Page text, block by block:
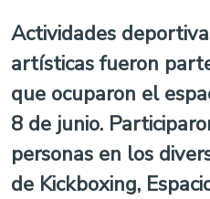
Actividades
artísticas fueron
que ocuparon el
8 de junio.
personas en los
de Kickboxing,